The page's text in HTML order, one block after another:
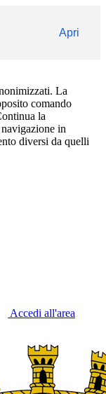
Apri
La
comando
la
in
diversi da quelli
Accedi all'area